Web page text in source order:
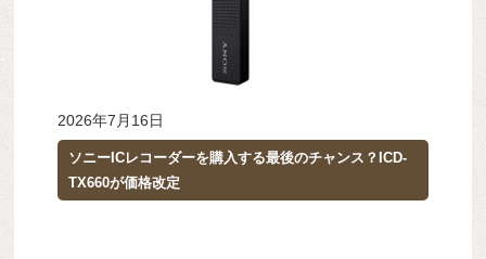
2026年7月16日
ソニーICレコーダーを購入する最後のチャンス？ICD-
TX660が価格改定